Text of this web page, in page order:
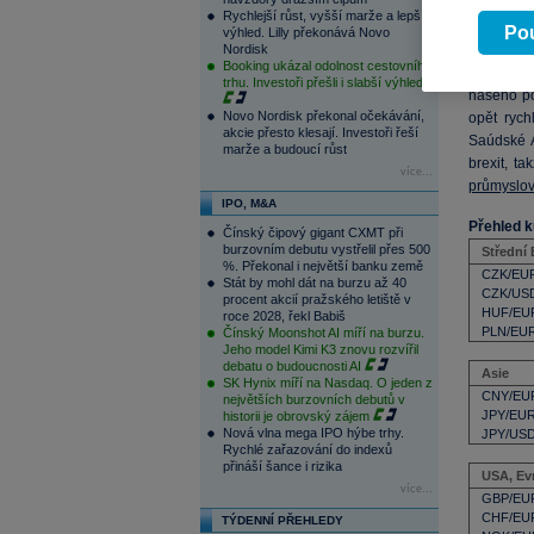
Rychlejší růst, vyšší marže a lepší
výhled. Lilly překonává Novo
Nordisk
Booking ukázal odolnost cestovního
trhu. Investoři přešli i slabší výhled
Novo Nordisk překonal očekávání,
akcie přesto klesají. Investoři řeší
marže a budoucí růst
více...
IPO, M&A
Čínský čipový gigant CXMT při
burzovním debutu vystřelil přes 500
%. Překonal i největší banku země
Stát by mohl dát na burzu až 40
procent akcií pražského letiště v
roce 2028, řekl Babiš
Čínský Moonshot AI míří na burzu.
Jeho model Kimi K3 znovu rozvířil
debatu o budoucnosti AI
SK Hynix míří na Nasdaq. O jeden z
největších burzovních debutů v
historii je obrovský zájem
Nová vlna mega IPO hýbe trhy.
Rychlé zařazování do indexů
přináší šance i rizika
více...
TÝDENNÍ PŘEHLEDY
zároveň
našeho
opět
Saúdské
brexit,
Přehled
Střední
CZK/
CZK/
HUF/
PLN/
Asie
CNY/
JPY/EUR
JPY/
USA,
GBP/
CHF/